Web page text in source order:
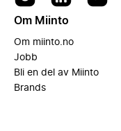
Om Miinto
Om miinto.no
Jobb
Bli en del av Miinto
Brands